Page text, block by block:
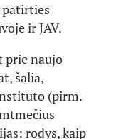
ir JAV.
prie naujo
šalia,
(pirm.
rodys, kaip